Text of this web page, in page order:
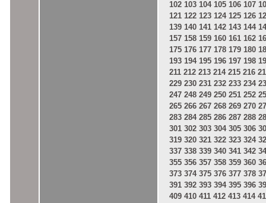
102 103 104 105 106 107
121 122 123 124 125 126
139 140 141 142 143 144
157 158 159 160 161 162
175 176 177 178 179 180
193 194 195 196 197 198
211 212 213 214 215 216
229 230 231 232 233 234
247 248 249 250 251 252
265 266 267 268 269 270
283 284 285 286 287 288
301 302 303 304 305 306
319 320 321 322 323 324
337 338 339 340 341 342
355 356 357 358 359 360
373 374 375 376 377 378
391 392 393 394 395 396
409 410 411 412 413 414